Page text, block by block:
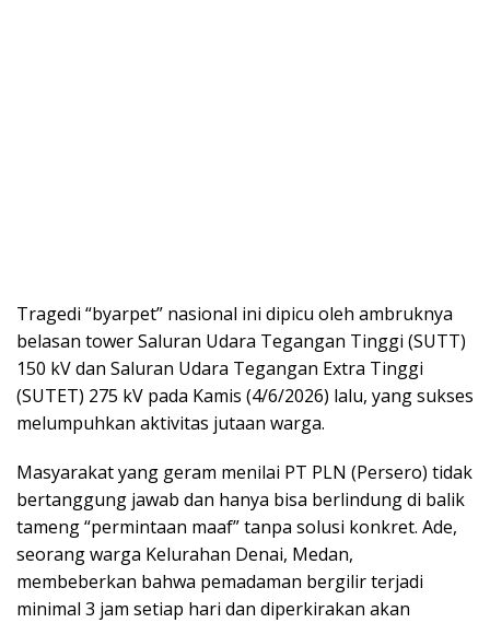
Tragedi “byarpet” nasional ini dipicu oleh ambruknya
belasan tower Saluran Udara Tegangan Tinggi (SUTT)
150 kV dan Saluran Udara Tegangan Extra Tinggi
(SUTET) 275 kV pada Kamis (4/6/2026) lalu, yang sukses
melumpuhkan aktivitas jutaan warga.
​Masyarakat yang geram menilai PT PLN (Persero) tidak
bertanggung jawab dan hanya bisa berlindung di balik
tameng “permintaan maaf” tanpa solusi konkret. Ade,
seorang warga Kelurahan Denai, Medan,
membeberkan bahwa pemadaman bergilir terjadi
minimal 3 jam setiap hari dan diperkirakan akan